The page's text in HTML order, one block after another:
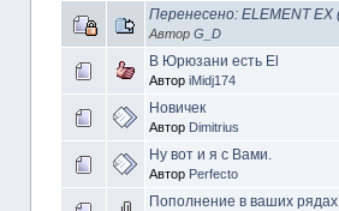
Перенесено: ELEMENT EX
Автор G_D
В Юрюзани есть El
Автор iMidj174
Новичек
Автор Dimitrius
Ну вот и я с Вами.
Автор Perfecto
Пополнение в ваших рядах